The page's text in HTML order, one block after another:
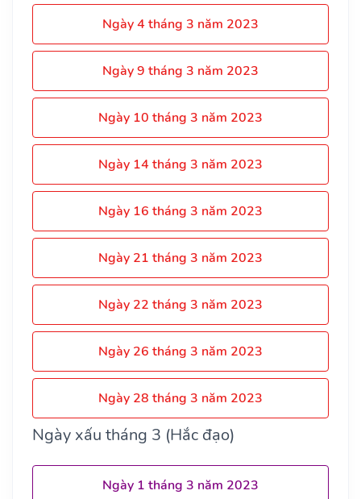
Ngày 4 tháng 3 năm 2023
Ngày 9 tháng 3 năm 2023
Ngày 10 tháng 3 năm 2023
Ngày 14 tháng 3 năm 2023
Ngày 16 tháng 3 năm 2023
Ngày 21 tháng 3 năm 2023
Ngày 22 tháng 3 năm 2023
Ngày 26 tháng 3 năm 2023
Ngày 28 tháng 3 năm 2023
Ngày xấu tháng 3 (Hắc đạo)
Ngày 1 tháng 3 năm 2023